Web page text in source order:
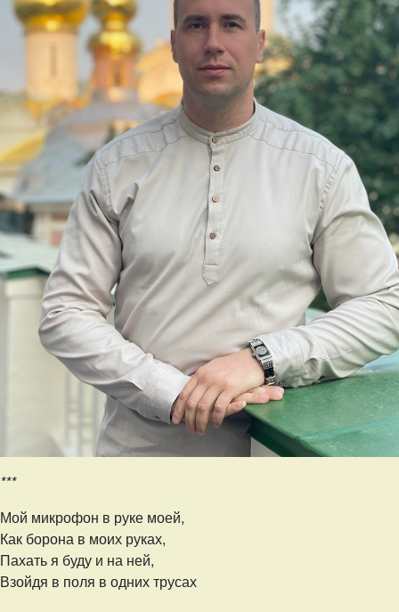
***
Мой микрофон в руке моей,
Как борона в моих руках,
Пахать я буду и на ней,
Взойдя в поля в одних трусах